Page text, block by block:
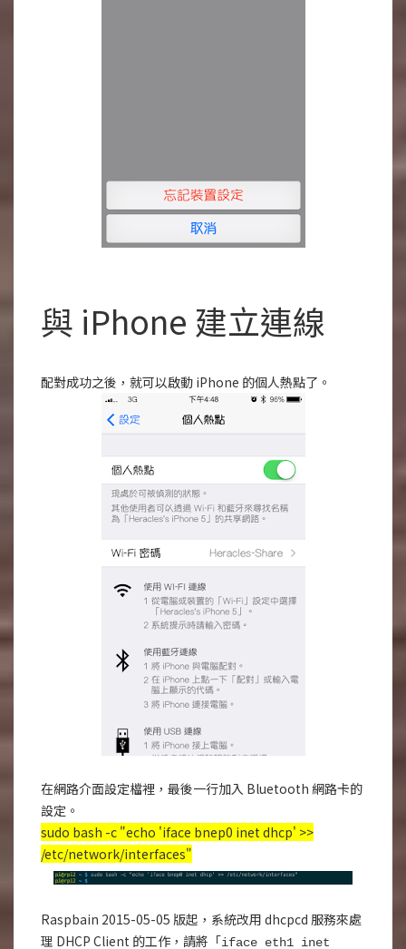
與 iPhone 建立連線
配對成功之後，就可以啟動 iPhone 的個人熱點了。
在網路介面設定檔裡，最後一行加入 Bluetooth 網路卡的
設定。
sudo bash -c "echo 'iface bnep0 inet dhcp' >>
/etc/network/interfaces"
Raspbain 2015-05-05 版起，系統改用 dhcpcd 服務來處
理 DHCP Client 的工作，請將「iface eth1 inet